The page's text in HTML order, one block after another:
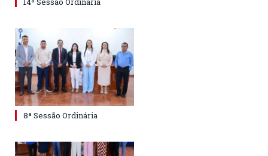
8ª Sessão Ordinária